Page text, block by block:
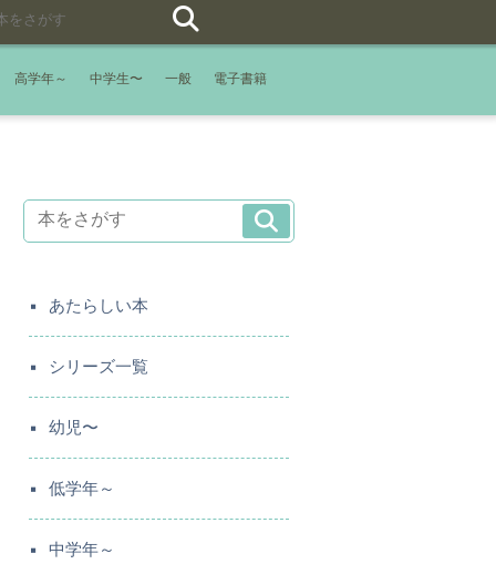
高学年～ 中学生〜 一般 電子書籍
あたらしい本
シリーズ一覧
幼児〜
低学年～
中学年～